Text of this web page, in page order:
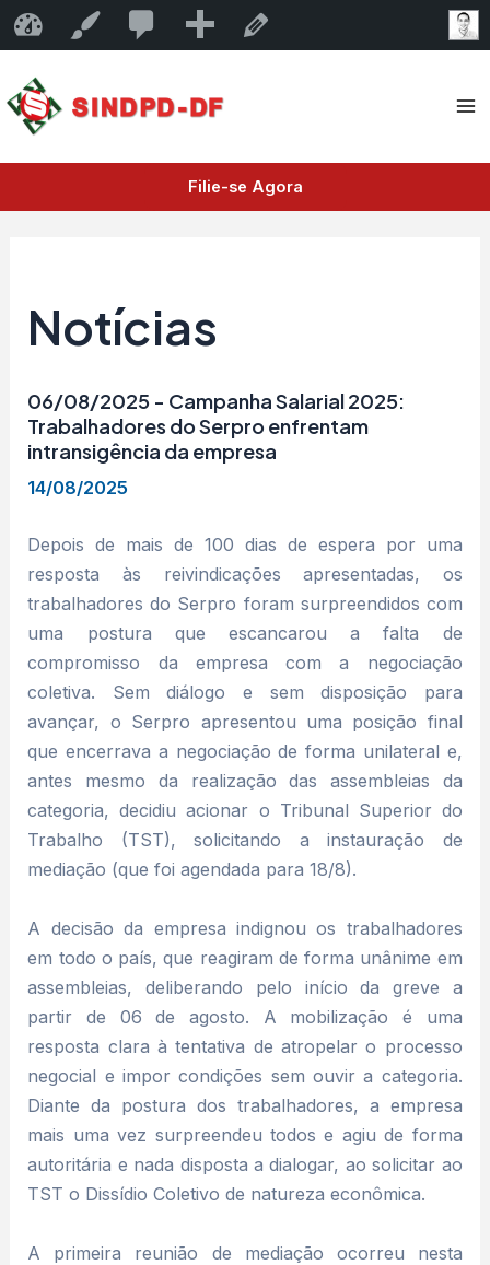
Sindpd-dfPersonalizar
comentário
moderação
Novo
para
conteúdo
Filie-se Agora
Notícias
06/08/2025 - Campanha Salarial 2025:
Trabalhadores do Serpro enfrentam
intransigência da empresa
14/08/2025
Depois de mais de 100 dias de espera por uma
resposta às reivindicações apresentadas, os
trabalhadores do Serpro foram surpreendidos com
uma postura que escancarou a falta de
compromisso da empresa com a negociação
coletiva. Sem diálogo e sem disposição para
avançar, o Serpro apresentou uma posição final
que encerrava a negociação de forma unilateral e,
antes mesmo da realização das assembleias da
categoria, decidiu acionar o Tribunal Superior do
Trabalho (TST), solicitando a instauração de
mediação (que foi agendada para 18/8).
A decisão da empresa indignou os trabalhadores
em todo o país, que reagiram de forma unânime em
assembleias, deliberando pelo início da greve a
partir de 06 de agosto. A mobilização é uma
resposta clara à tentativa de atropelar o processo
negocial e impor condições sem ouvir a categoria.
Diante da postura dos trabalhadores, a empresa
mais uma vez surpreendeu todos e agiu de forma
autoritária e nada disposta a dialogar, ao solicitar ao
TST o Dissídio Coletivo de natureza econômica.
A primeira reunião de mediação ocorreu nesta